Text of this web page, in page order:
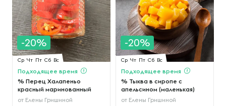
-20%
Ср Чт Пт Сб Вс
Подходящее время
% Перец Халапеньо
красный маринованный
от Елены Гришиной
-20%
Ср Чт Пт Сб Вс
Подходящее время
% Тыква в сиропе с
апельсином (маленькая)
от Елены Гришиной